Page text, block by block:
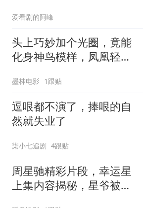
爱看剧的阿峰
头上巧妙加个光圈，竟能
化身神鸟模样，凤凰轻松
墨林电影 1跟贴
逗哏都不演了，捧哏的自
然就失业了
柒小七追剧 4跟贴
周星驰精彩片段，幸运星
上集内容揭秘，星爷被黑